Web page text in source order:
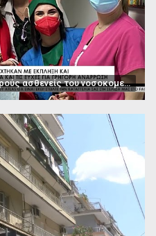
Δώρα και χαμόγελα στους μικρούς ασθενείς του νοσοκομείου Παπαγεωργίου